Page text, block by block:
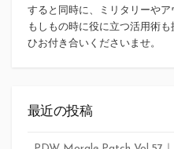
すると同時に、ミリタリーやア
もしもの時に役に立つ活用術
ひお付き合いくださいませ。
最近の投稿